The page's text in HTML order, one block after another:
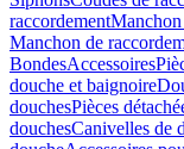
raccordementManchon
Manchon de
BondesAccessoires
douche et baignoire
douchesPièces
douchesCanivelles de